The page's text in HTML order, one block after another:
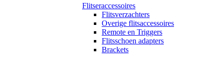
Flitseraccessoires
Flitsverzachters
Overige flitsaccessoires
Remote en Triggers
Flitsschoen adapters
Brackets